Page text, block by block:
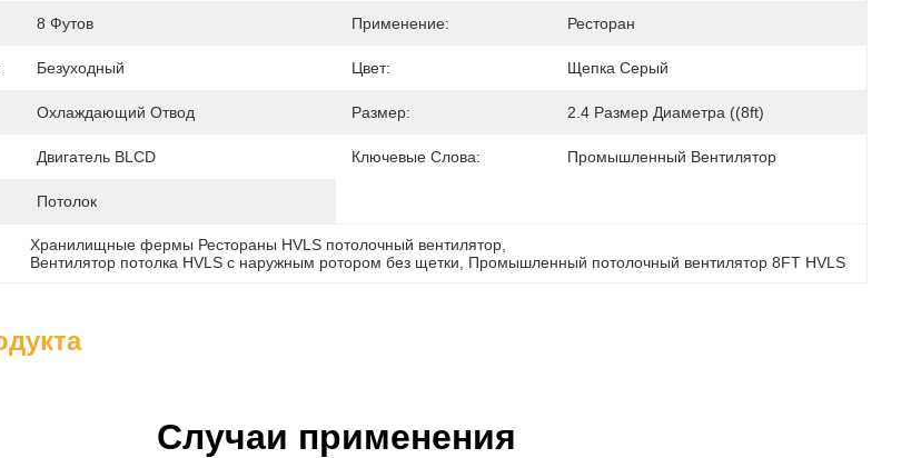
8 Футов Применение: Ресторан
Безуходный Цвет: Щепка Серый
Охлаждающий Отвод Размер: 2.4 Размер Диаметра ((8ft)
Двигатель BLCD Ключевые Слова: Промышленный Вентилятор
Потолок
Хранилищные фермы Рестораны HVLS потолочный вентилятор
Вентилятор потолка HVLS с наружным ротором без щетки
Промышленный потолочный вентилятор 8FT HVLS
Случаи применения